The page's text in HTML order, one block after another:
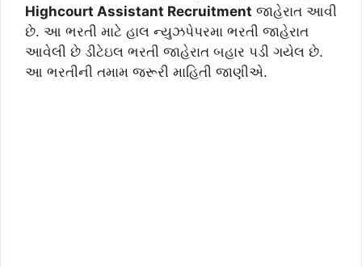
Highcourt Assistant Recruitment જાહેરાત આવી
છે. આ ભરતી માટે હાલ ન્યુઝપેપરમા ભરતી જાહેરાત
આવેલી છે ડીટેઇલ ભરતી જાહેરાત બહાર પડી ગયેલ છે.
આ ભરતીની તમામ જરૂરી માહિતી જાણીએ.